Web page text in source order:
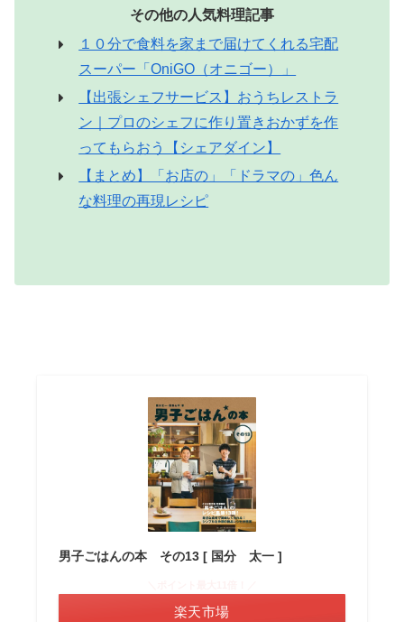
その他の人気料理記事
１０分で食料を家まで届けてくれる宅配
スーパー「OniGO（オニゴー）」
【出張シェフサービス】おうちレストラ
ン｜プロのシェフに作り置きおかずを作
ってもらおう【シェアダイン】
【まとめ】「お店の」「ドラマの」色ん
な料理の再現レシピ
男子ごはんの本 その13 [ 国分 太一 ]
楽天市場